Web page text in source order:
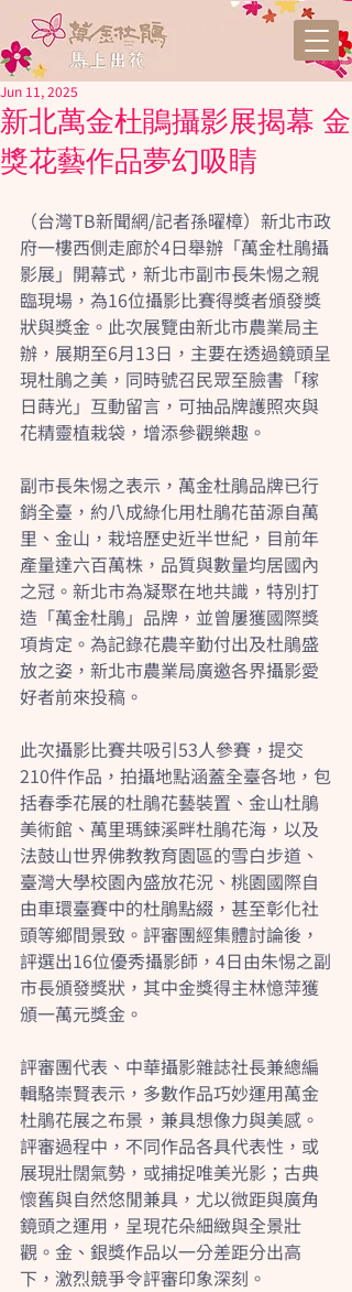
新北萬金杜鵑攝影展揭幕 金
獎花藝作品夢幻吸睛
Jun 11, 2025
（台灣TB新聞網/記者孫曜樟）新北市政
府一樓西側走廊於4日舉辦「萬金杜鵑攝
影展」開幕式，新北市副市長朱惕之親
臨現場，為16位攝影比賽得獎者頒發獎
狀與獎金。此次展覽由新北市農業局主
辦，展期至6月13日，主要在透過鏡頭呈
現杜鵑之美，同時號召民眾至臉書「稼
日蒔光」互動留言，可抽品牌護照夾與
花精靈植栽袋，增添參觀樂趣。
副市長朱惕之表示，萬金杜鵑品牌已行
銷全臺，約八成綠化用杜鵑花苗源自萬
里、金山，栽培歷史近半世紀，目前年
產量達六百萬株，品質與數量均居國內
之冠。新北市為凝聚在地共識，特別打
造「萬金杜鵑」品牌，並曾屢獲國際獎
項肯定。為記錄花農辛勤付出及杜鵑盛
放之姿，新北市農業局廣邀各界攝影愛
好者前來投稿。
此次攝影比賽共吸引53人參賽，提交
210件作品，拍攝地點涵蓋全臺各地，包
括春季花展的杜鵑花藝裝置、金山杜鵑
美術館、萬里瑪鋉溪畔杜鵑花海，以及
法鼓山世界佛教教育園區的雪白步道、
臺灣大學校園內盛放花況、桃園國際自
由車環臺賽中的杜鵑點綴，甚至彰化社
頭等鄉間景致。評審團經集體討論後，
評選出16位優秀攝影師，4日由朱惕之副
市長頒發獎狀，其中金獎得主林憶萍獲
頒一萬元獎金。
評審團代表、中華攝影雜誌社長兼總編
輯駱崇賢表示，多數作品巧妙運用萬金
杜鵑花展之布景，兼具想像力與美感。
評審過程中，不同作品各具代表性，或
展現壯闊氣勢，或捕捉唯美光影；古典
懷舊與自然悠閒兼具，尤以微距與廣角
鏡頭之運用，呈現花朵細緻與全景壯
觀。金、銀獎作品以一分差距分出高
下，激烈競爭令評審印象深刻。